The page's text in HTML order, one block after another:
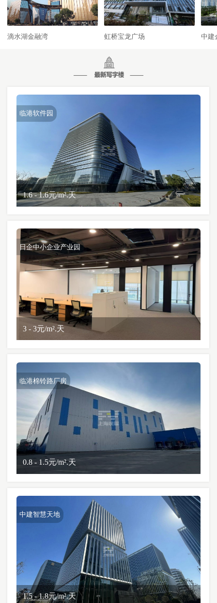
滴水湖金融湾 虹桥宝龙广场 中建
临港软件园
1.6 - 1.6元/m².天
日企中小企业产业园
3 - 3元/m².天
临港棉铃路厂房
0.8 - 1.5元/m².天
中建智慧天地
1.5 - 1.8元/m².天